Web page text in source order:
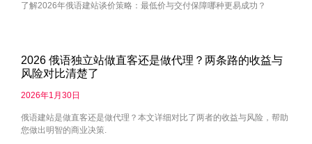
了解2026年俄语建站谈价策略：最低价与交付保障哪种更易成功？
2026 俄语独立站做直客还是做代理？两条路的收益与
风险对比清楚了
2026年1月30日
俄语建站是做直客还是做代理？本文详细对比了两者的收益与风险，帮助
您做出明智的商业决策.